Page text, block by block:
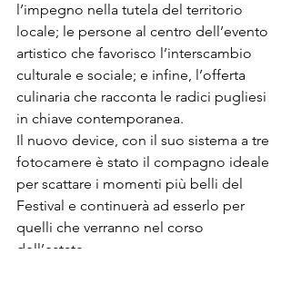
l’impegno nella tutela del territorio
locale; le persone al centro dell’evento
artistico che favorisco l’interscambio
culturale e sociale; e infine, l’offerta
culinaria che racconta le radici pugliesi
in chiave contemporanea.
Il nuovo device, con il suo sistema a tre
fotocamere è stato il compagno ideale
per scattare i momenti più belli del
Festival e continuerà ad esserlo per
quelli che verranno nel corso
dell’estate.